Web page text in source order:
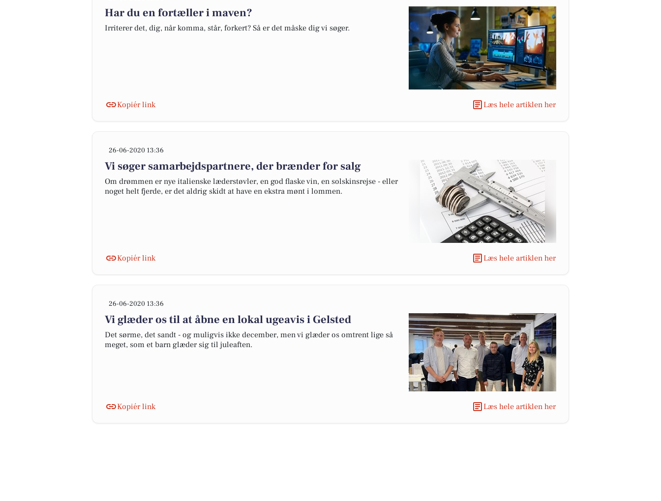
Har du en fortæller i maven?
Irriterer det, dig, når komma, står, forkert? Så er det måske dig vi søger.
Kopiér link Læs hele artiklen her
26-06-2020 13:36
Vi søger samarbejdspartnere, der brænder for salg
Om drømmen er nye italienske læderstøvler, en god flaske vin, en solskinsrejse - eller
noget helt fjerde, er det aldrig skidt at have en ekstra mønt i lommen.
Kopiér link Læs hele artiklen her
26-06-2020 13:36
Vi glæder os til at åbne en lokal ugeavis i Gelsted
Det sørme, det sandt - og muligvis ikke december, men vi glæder os omtrent lige så
meget, som et barn glæder sig til juleaften.
Kopiér link Læs hele artiklen her